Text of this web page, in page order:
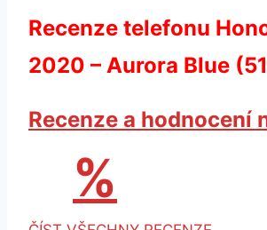
Recenze telefonu
2020 – Aurora Blue
Recenze a hodnocení
%